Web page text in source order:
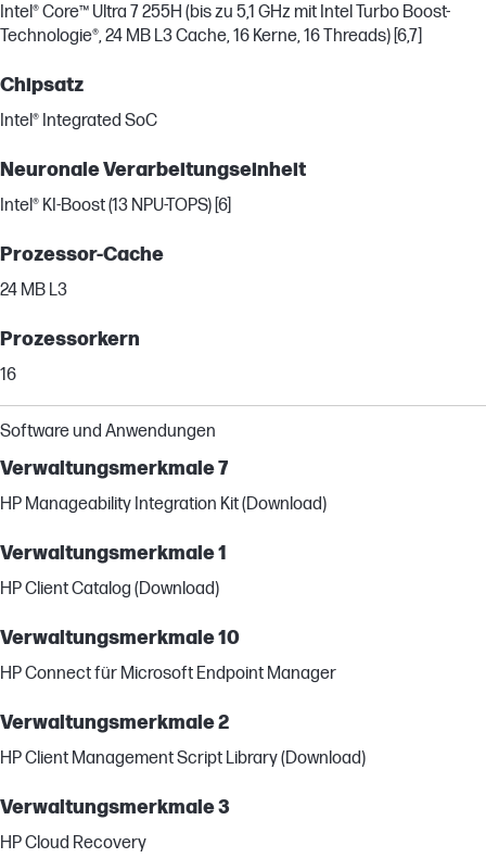
Intel® Core™ Ultra 7 255H (bis zu 5,1 GHz mit Intel Turbo Boost-
Technologie®, 24 MB L3 Cache, 16 Kerne, 16 Threads) [6,7]
Chipsatz
Intel® Integrated SoC
Neuronale Verarbeitungseinheit
Intel® KI-Boost (13 NPU-TOPS) [6]
Prozessor-Cache
24 MB L3
Prozessorkern
16
Software und Anwendungen
Verwaltungsmerkmale 7
HP Manageability Integration Kit (Download)
Verwaltungsmerkmale 1
HP Client Catalog (Download)
Verwaltungsmerkmale 10
HP Connect für Microsoft Endpoint Manager
Verwaltungsmerkmale 2
HP Client Management Script Library (Download)
Verwaltungsmerkmale 3
HP Cloud Recovery